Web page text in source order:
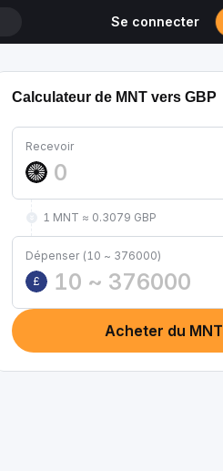
Se connecter
Calculateur de MNT vers GBP
Recevoir
1 MNT ≈ 0.3079 GBP
Dépenser (10 ~ 376000)
£
Acheter du MNT